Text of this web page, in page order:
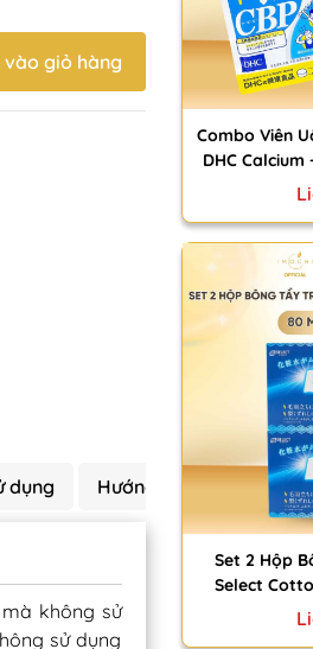
vào giỏ hàng
dụng Hướng dẫn bảo quản
không sử
sử dụng
Combo Viên
DHC Calcium + CBP &
30
Set 2 Hộp
Select
Làm Sạch Da
(80